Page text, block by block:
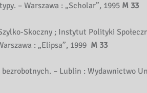
– Warszawa : „Scholar”, 1995 M 33
Skoczny ; Instytut Polityki
: „Elipsa”, 1999 M 33
bezrobotnych. – Lublin : Wydawnictwo